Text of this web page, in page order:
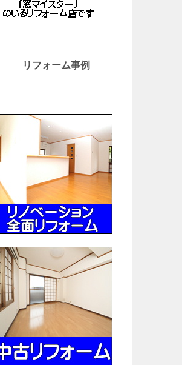
リフォーム事例